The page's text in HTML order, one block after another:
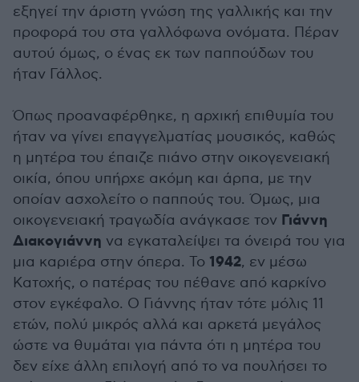
εξηγεί την άριστη γνώση της γαλλικής και την
προφορά του στα γαλλόφωνα ονόματα. Πέραν
αυτού όμως, ο ένας εκ των παππούδων του
ήταν Γάλλος.
Όπως προαναφέρθηκε, η αρχική επιθυμία του
ήταν να γίνει επαγγελματίας μουσικός, καθώς
η μητέρα του έπαιζε πιάνο στην οικογενειακή
οικία, όπου υπήρχε ακόμη και άρπα, με την
οποίαν ασχολείτο ο παππούς του. Όμως, μια
οικογενειακή τραγωδία ανάγκασε τον Γιάννη
Διακογιάννη να εγκαταλείψει τα όνειρά του για
μια καριέρα στην όπερα. Το 1942, εν μέσω
Κατοχής, ο πατέρας του πέθανε από καρκίνο
στον εγκέφαλο. Ο Γιάννης ήταν τότε μόλις 11
ετών, πολύ μικρός αλλά και αρκετά μεγάλος
ώστε να θυμάται για πάντα ότι η μητέρα του
δεν είχε άλλη επιλογή από το να πουλήσει το